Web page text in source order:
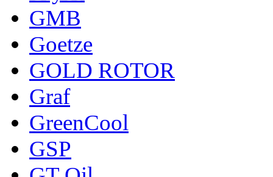
GMB
Goetze
GOLD ROTOR
Graf
GreenCool
GSP